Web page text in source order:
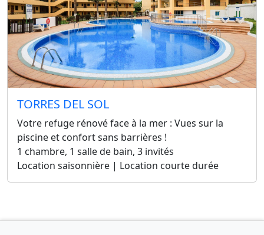
TORRES DEL SOL
Votre refuge rénové face à la mer : Vues sur la
piscine et confort sans barrières !
1 chambre, 1 salle de bain, 3 invités
Location saisonnière | Location courte durée